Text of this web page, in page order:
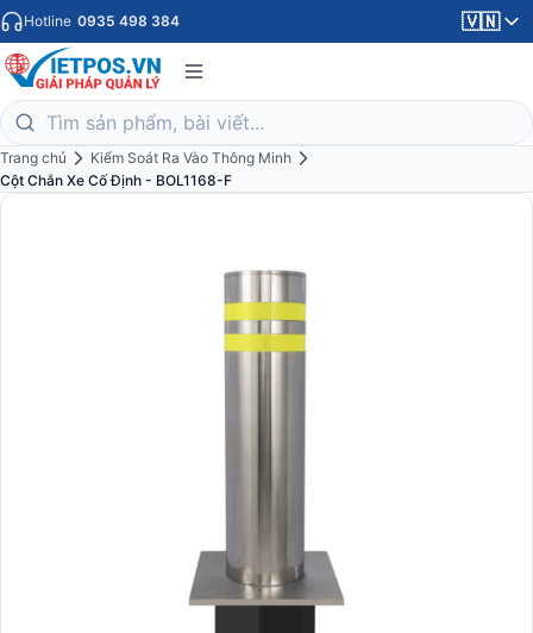
Hotline 0935 498 384 🇻🇳
Trang chủ
Kiểm Soát Ra Vào Thông Minh
Cột Chắn Xe Cố Định - BOL1168-F